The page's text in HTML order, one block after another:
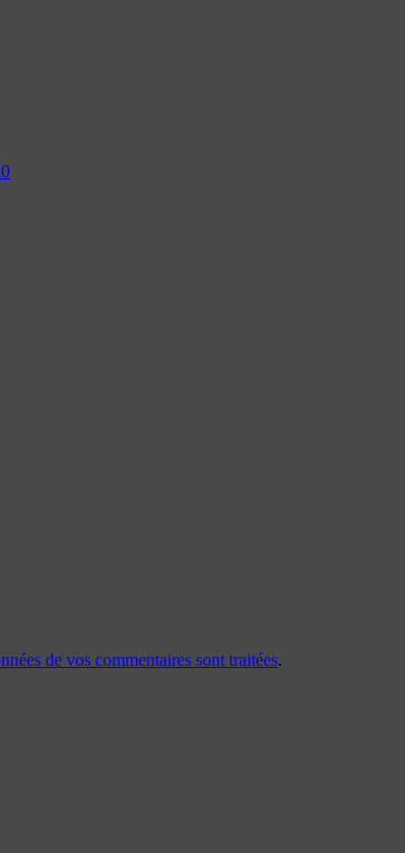
de vos commentaires sont traitées.